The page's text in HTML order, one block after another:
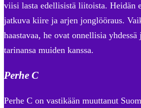
viisi lasta edellisistä liitoista. Heidän
jatkuva kiire ja arjen jonglööraus.
haastavaa, he ovat onnellisia yhdessä
tarinansa muiden kanssa.
Perhe C
Perhe C on vastikään muuttanut